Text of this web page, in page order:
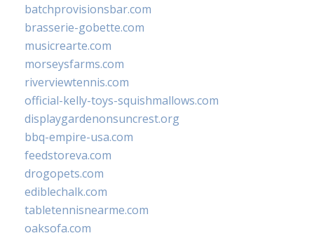
batchprovisionsbar.com
brasserie-gobette.com
musicrearte.com
morseysfarms.com
riverviewtennis.com
official-kelly-toys-squishmallows.com
displaygardenonsuncrest.org
bbq-empire-usa.com
feedstoreva.com
drogopets.com
ediblechalk.com
tabletennisnearme.com
oaksofa.com